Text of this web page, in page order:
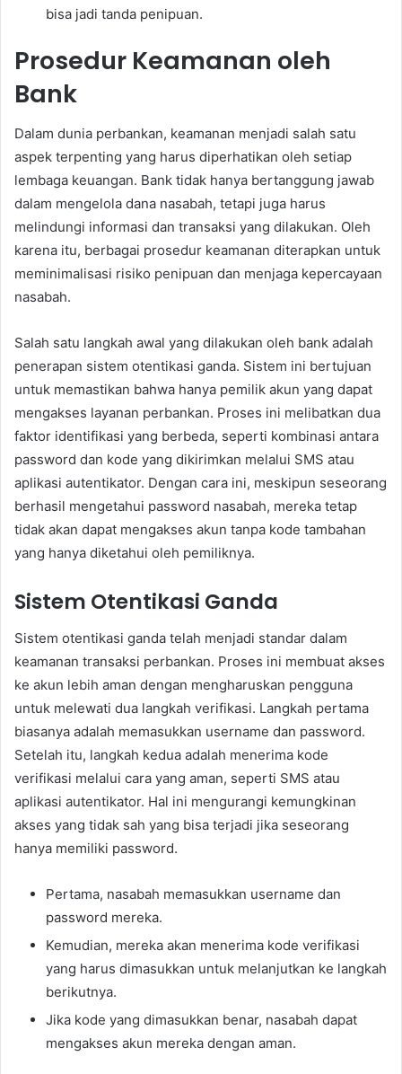
bisa jadi tanda penipuan.
Prosedur Keamanan oleh
Bank
Dalam dunia perbankan, keamanan menjadi salah satu
aspek terpenting yang harus diperhatikan oleh setiap
lembaga keuangan. Bank tidak hanya bertanggung jawab
dalam mengelola dana nasabah, tetapi juga harus
melindungi informasi dan transaksi yang dilakukan. Oleh
karena itu, berbagai prosedur keamanan diterapkan untuk
meminimalisasi risiko penipuan dan menjaga kepercayaan
nasabah.
Salah satu langkah awal yang dilakukan oleh bank adalah
penerapan sistem otentikasi ganda. Sistem ini bertujuan
untuk memastikan bahwa hanya pemilik akun yang dapat
mengakses layanan perbankan. Proses ini melibatkan dua
faktor identifikasi yang berbeda, seperti kombinasi antara
password dan kode yang dikirimkan melalui SMS atau
aplikasi autentikator. Dengan cara ini, meskipun seseorang
berhasil mengetahui password nasabah, mereka tetap
tidak akan dapat mengakses akun tanpa kode tambahan
yang hanya diketahui oleh pemiliknya.
Sistem Otentikasi Ganda
Sistem otentikasi ganda telah menjadi standar dalam
keamanan transaksi perbankan. Proses ini membuat akses
ke akun lebih aman dengan mengharuskan pengguna
untuk melewati dua langkah verifikasi. Langkah pertama
biasanya adalah memasukkan username dan password.
Setelah itu, langkah kedua adalah menerima kode
verifikasi melalui cara yang aman, seperti SMS atau
aplikasi autentikator. Hal ini mengurangi kemungkinan
akses yang tidak sah yang bisa terjadi jika seseorang
hanya memiliki password.
Pertama, nasabah memasukkan username dan
password mereka.
Kemudian, mereka akan menerima kode verifikasi
yang harus dimasukkan untuk melanjutkan ke langkah
berikutnya.
Jika kode yang dimasukkan benar, nasabah dapat
mengakses akun mereka dengan aman.